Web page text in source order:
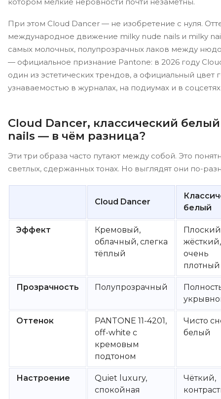
При этом Cloud Dancer — не изобретение с нуля.
международное движение milky nude nails и milky
самых молочных, полупрозрачных лаков между
— официальное признание Pantone: в 2026 году
один из эстетических трендов, а официальный цвет
узнаваемостью в журналах, на подиумах и в
Cloud Dancer, классический
nails — в чём разница?
Эти три образа часто путают между собой. Это
светлых, сдержанных тонах. Но выглядят они по-
Cloud Dancer
белый
Эффект
Кремовый,
облачный, слегка
тёплый
жёсткий,
очень
плотный
Прозрачность Полупрозрачный
Оттенок
PANTONE 11-4201,
off-white с
кремовым
подтоном
Чисто
белый
Настроение
Quiet luxury,
спокойная
Чёткий,